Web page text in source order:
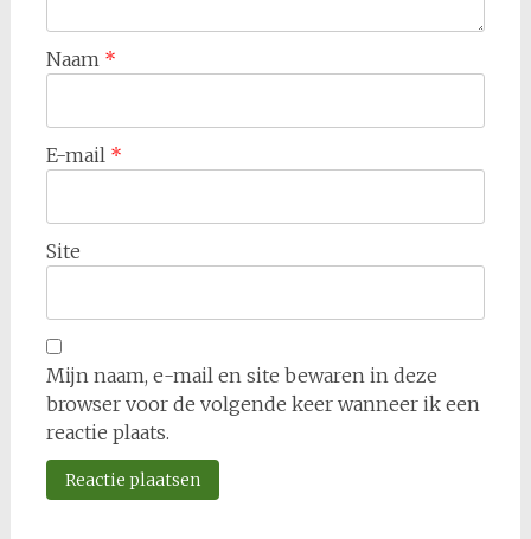
Naam *
E-mail *
Site
Mijn naam, e-mail en site bewaren in deze
browser voor de volgende keer wanneer ik een
reactie plaats.